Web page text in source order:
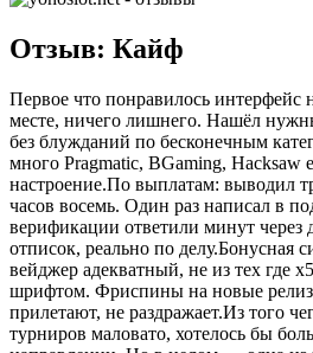
Отзыв: Кайф
Первое что понравилось интерфейс
месте, ничего лишнего. Нашёл
без блужданий по бесконечным
много Pragmatic, BGaming, Hacksaw
настроение.По выплатам: выводил
часов восемь. Один раз написал в
верификации ответили минут через
отписок, реально по делу.Бонусная
вейджер адекватный, не из тех где
шрифтом. Фриспины на новые
прилетают, не раздражает.Из того
турниров маловато, хотелось бы